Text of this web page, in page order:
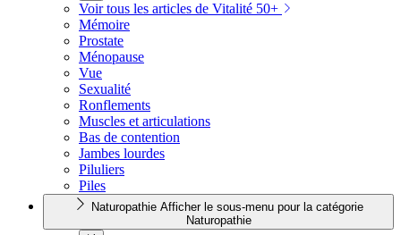
Voir tous les articles de Vitalité 50+
Mémoire
Prostate
Ménopause
Vue
Sexualité
Ronflements
Muscles et articulations
Bas de contention
Jambes lourdes
Piluliers
Piles
Naturopathie Afficher le sous-menu pour la catégorie
Naturopathie